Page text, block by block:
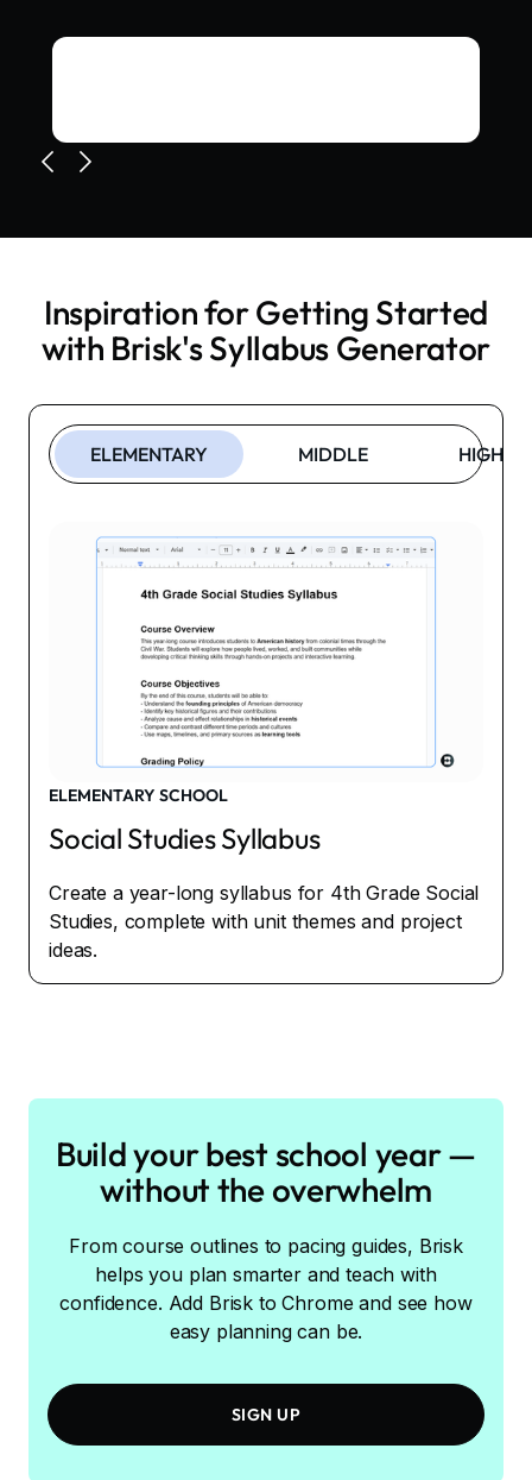
Inspiration for Getting Started
with Brisk'sSyllabus Generator
ELEMENTARY MIDDLE HIGH
ELEMENTARY SCHOOL
Social Studies Syllabus
Create a year-long syllabus for 4th Grade Social
Studies, complete with unit themes and project
ideas.
Build your best school year —
without the overwhelm
From course outlines to pacing guides, Brisk
helps you plan smarter and teach with
confidence. Add Brisk to Chrome and see how
easy planning can be.
SIGN UP